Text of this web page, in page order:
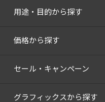
用途・目的から探す
価格から探す
セール・キャンペーン
グラフィックスから探す